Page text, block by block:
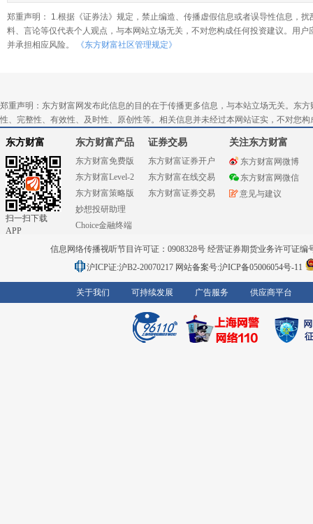
郑重声明： 1.根据《证券法》规定，禁止编造、传播虚假信息或者误导性信息，
料、言论等仅代表个人观点，与本网站立场无关，不对您构成任何投资建议。用
并承担相应风险。
《东方财富社区管理规定》
郑重声明：东方财富网发布此信息的目的在于传播更多信息，与本站立场无关。东
性、完整性、有效性、及时性、原创性等。相关信息并未经过本网站证实，不对您
东方财富
扫一扫下载
APP
东方财富产品
东方财富免费版
东方财富Level-2
东方财富策略版
妙想投研助理
Choice金融终端
证券交易
东方财富证券开户
东方财富在线交易
东方财富证券交易
关注东方财富
东方财富网微博
东方财富网微信
意见与建议
信息网络传播视听节目许可证：0908328号 经营证券期货业务许可证编
沪ICP证:沪B2-20070217 网站备案号:沪ICP备05006054号-11
关于我们 可持续发展 广告服务 供应商平台